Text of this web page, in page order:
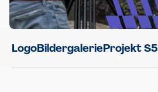
LogoBildergalerieProjekt S5